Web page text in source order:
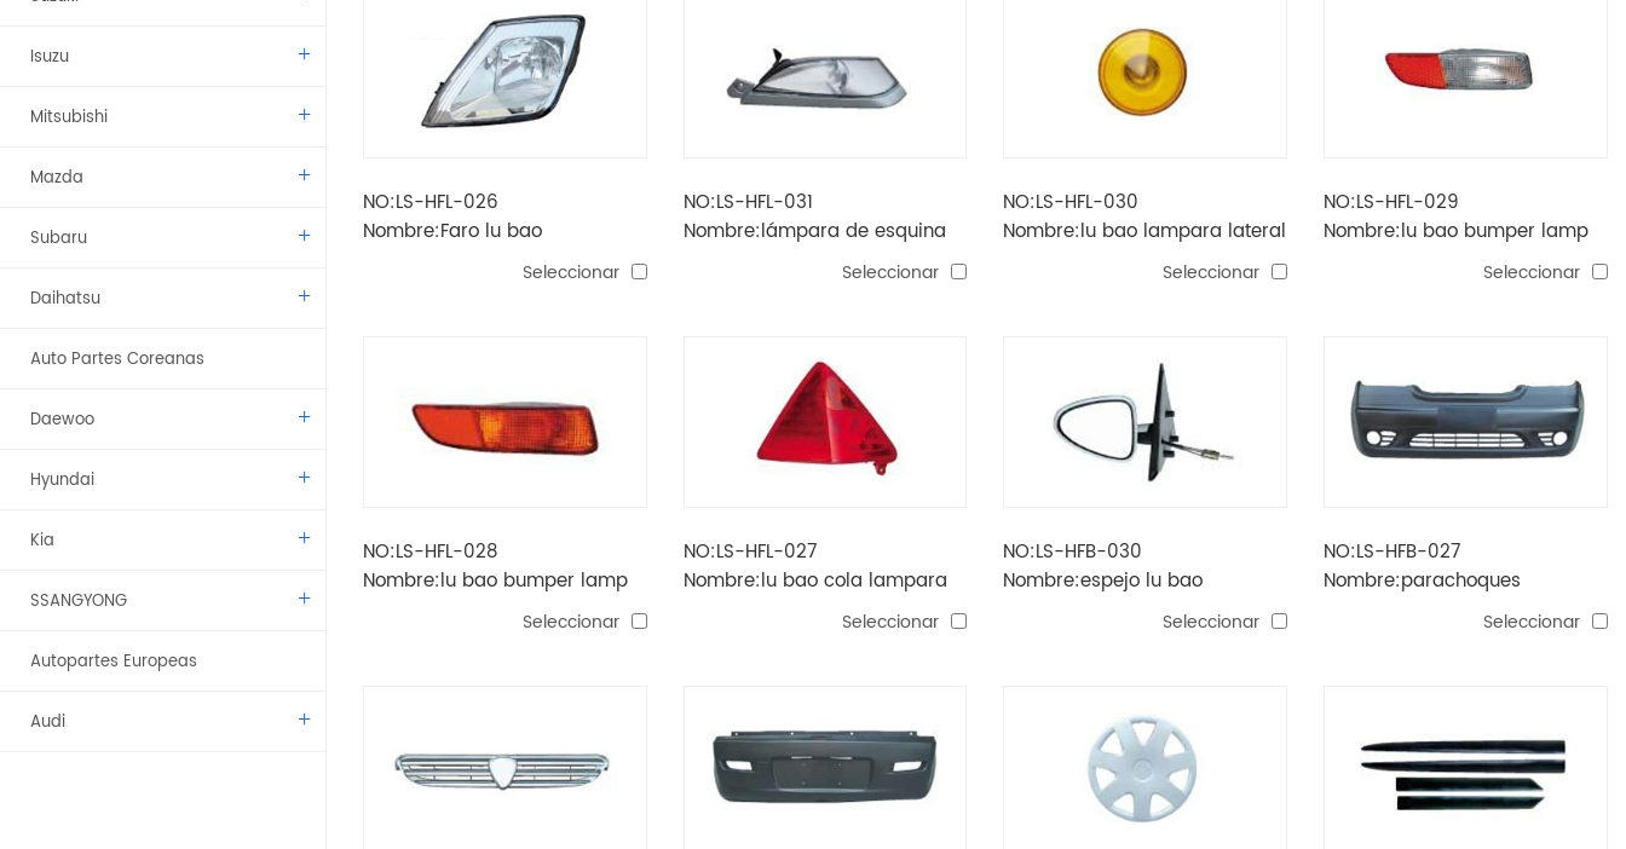
Isuzu
Mitsubishi
Mazda
Subaru
Daihatsu
Auto Partes Coreanas
Daewoo
Hyundai
Kia
SSANGYONG
Autopartes Europeas
Audi
NO:LS-HFL-026
Nombre:Faro lu bao
Seleccionar
NO:LS-HFL-031
Nombre:lámpara de esquina
Seleccionar
NO:LS-HFL-030
Nombre:lu bao lampara lateral
Seleccionar
NO:LS-HFL-029
Nombre:lu bao bumper lamp
Seleccionar
NO:LS-HFL-028
Nombre:lu bao bumper lamp
Seleccionar
NO:LS-HFL-027
Nombre:lu bao cola lampara
Seleccionar
NO:LS-HFB-030
Nombre:espejo lu bao
Seleccionar
NO:LS-HFB-027
Nombre:parachoques
Seleccionar